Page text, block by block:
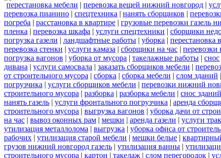
перестановка мебели | перевозка вещей нижний новгород |
перевозка пианино | спецтехника | нанять сборщиков |
погреба | расстановка в квартире | грузовые перевозки газель
пленка | перевозка шкафа | услуги спецтехники | сборщики
погрузка газели | ландшафтные работы | уборка | перестановка
перевозка стенки | услуги камаза | сборщики на час | перевозки
погрузка вагонов | уборка от мусора | такелажные работы | снос
дивана | услуги самосвала | заказать сборщиков мебели |
от строительного мусора | сборка | сборка мебели | слом зданий
погрузчика | услуги сборщиков мебели | перевозки нижний
строительного мусора | разборка | разборка мебели | снос зданий
нанять газель | услуги фронтального погрузчика | аренда
строительного мусора | выгрузка вагонов | уборка дачи от
на час | вывоз оконных рам | мешки | аренда газели | услуги
утилизация металлолома | выгрузка | уборка офиса от
рабочих | утилизация старой мебели | мешки белые |
грузов нижний новгород газель | утилизация ванны |
строительного мусора | картон | такелаж | слом перегородок |